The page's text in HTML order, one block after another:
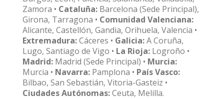
Zamora • Cataluña: Barcelona (Sede Principal),
Girona, Tarragona • Comunidad Valenciana:
Alicante, Castellón, Gandia, Orihuela, Valencia •
Extremadura:Cáceres • Galicia:A Coruña,
Lugo, Santiago de Vigo • La Rioja: Logroño •
Madrid: Madrid (Sede Principal) • Murcia:
Murcia • Navarra: Pamplona • País Vasco:
Bilbao, San Sebastián, Vitoria-Gasteiz •
Ciudades Autónomas:Ceuta, Melilla.